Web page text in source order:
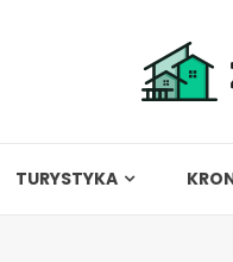
TURYSTYKA